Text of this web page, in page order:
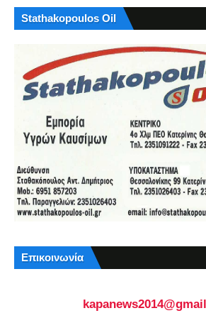
Stathakopoulos Oil
Επικοινωνία